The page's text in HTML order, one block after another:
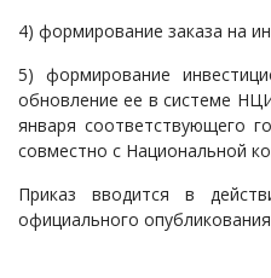
4) формирование заказа на
5) формирование
обновление ее в системе
января соответствующего
совместно с Национальной
Приказ вводится в
официального